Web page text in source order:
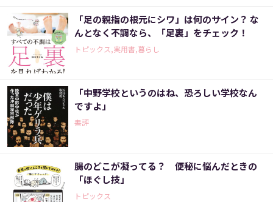
「足の親指の根元にシワ」は何のサイン？ な
んとなく不調なら、「足裏」をチェック！
トピックス,実用書,暮らし
「中野学校というのはね、恐ろしい学校なん
ですよ」
書評
腸のどこが凝ってる？ 便秘に悩んだときの
「ほぐし技」
トピックス